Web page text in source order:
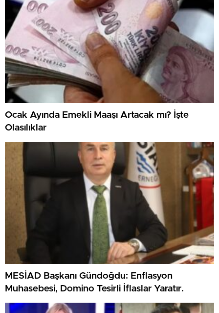
Ocak Ayında Emekli Maaşı Artacak mı? İşte
Olasılıklar
MESİAD Başkanı Gündoğdu: Enflasyon
Muhasebesi, Domino Tesirli İflaslar Yaratır.